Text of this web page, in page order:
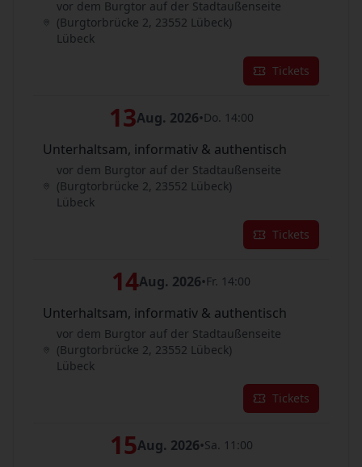
vor dem Burgtor auf der Stadtaußenseite
(Burgtorbrücke 2, 23552 Lübeck)
Lübeck
Tickets
13Aug. 2026•Do. 14:00
Unterhaltsam, informativ & authentisch
vor dem Burgtor auf der Stadtaußenseite
(Burgtorbrücke 2, 23552 Lübeck)
Lübeck
Tickets
14Aug. 2026•Fr. 14:00
Unterhaltsam, informativ & authentisch
vor dem Burgtor auf der Stadtaußenseite
(Burgtorbrücke 2, 23552 Lübeck)
Lübeck
Tickets
15Aug. 2026•Sa. 11:00